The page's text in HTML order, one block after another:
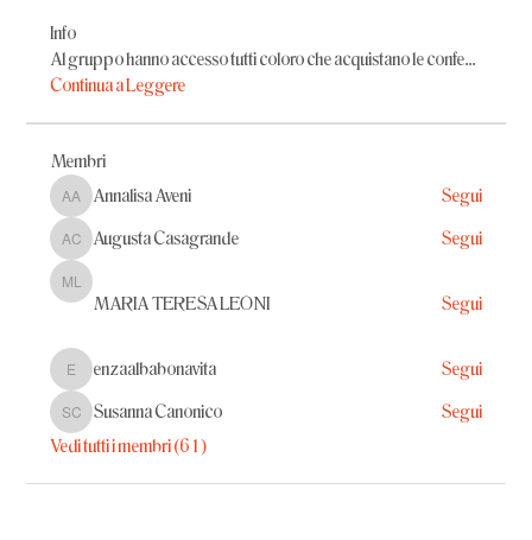
Info
Al gruppo hanno accesso tutti coloro che acquistano le confe...
Continua a Leggere
Membri
Annalisa Aveni
Annalisa Aveni Segui
Augusta Casagrande
Augusta Casagrande Segui
MARIA TERESA LEONI
MARIA TERESA LEONI Segui
enzaalbabonavita
enzaalbabonavita Segui
Susanna Canonico
Susanna Canonico
Segui
Vedi tutti i membri (61)